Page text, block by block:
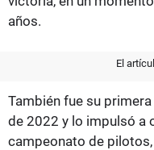
años.
El
También fue su
de 2022 y lo impulsó a
campeonato de